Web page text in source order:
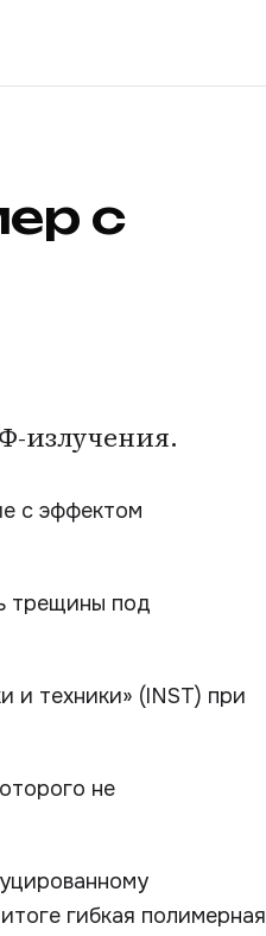
с
излучения.
с эффектом
трещины под
и техники» (INST) при
не
гибкая полимерная